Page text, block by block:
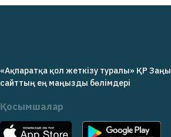
«Ақпаратқа қол жеткізу туралы» ҚР Заңы
cайттың ең маңызды бөлімдері
Қосымшалар